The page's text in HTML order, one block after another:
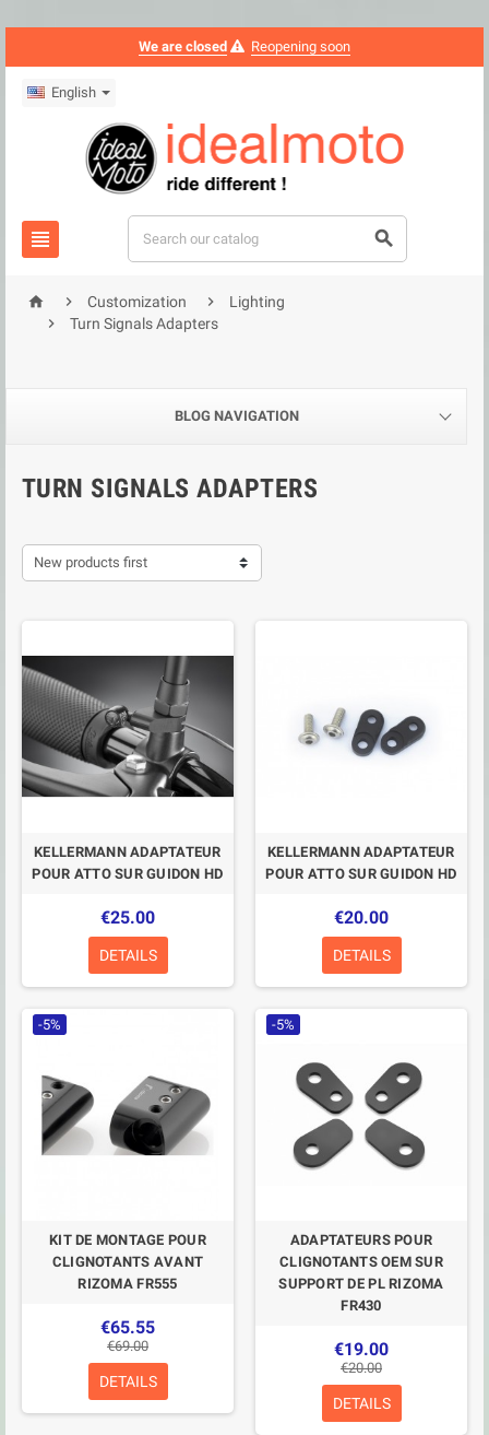
We are closed Reopening soon
English
 
  Customization 
Lighting

Turn Signals Adapters
BLOG NAVIGATION
TURN SIGNALS ADAPTERS
New products first
KELLERMANN ADAPTATEUR
POUR ATTO SUR GUIDON HD
€25.00
DETAILS
KELLERMANN ADAPTATEUR
POUR ATTO SUR GUIDON HD
€20.00
DETAILS
-5%
KIT DE MONTAGE POUR
CLIGNOTANTS AVANT
RIZOMA FR555
€65.55
€69.00
DETAILS
-5%
ADAPTATEURS POUR
CLIGNOTANTS OEM SUR
SUPPORT DE PL RIZOMA
FR430
€19.00
€20.00
DETAILS